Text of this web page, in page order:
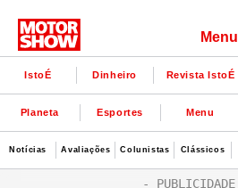
Menu
IstoÉ Dinheiro Revista IstoÉ
Planeta Esportes Menu
Notícias Avaliações Colunistas Clássicos